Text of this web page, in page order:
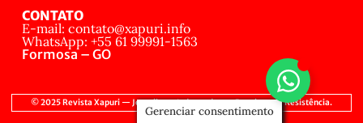
CONTATO
E-mail: contato@xapuri.info
WhatsApp: +55 61 99991-1563
Formosa – GO
© 2025 Revista Xapuri — Jornalismo Independente, Popular e de Resistência.
Gerenciar consentimento